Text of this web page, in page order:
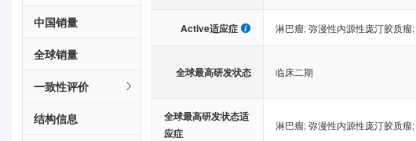
中国销量
全球销量
一致性评价
结构信息
Active适应症 淋巴瘤;弥漫性内源性庞汀胶质瘤;
全球最高研发状态 临床二期
全球最高研发状态适
应症
淋巴瘤;弥漫性内源性庞汀胶质瘤;